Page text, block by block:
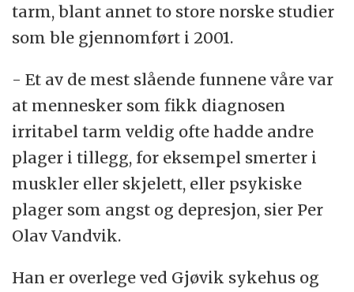
tarm, blant annet to store norske studier
som ble gjennomført i 2001.
- Et av de mest slående funnene våre var
at mennesker som fikk diagnosen
irritabel tarm veldig ofte hadde andre
plager i tillegg, for eksempel smerter i
muskler eller skjelett, eller psykiske
plager som angst og depresjon, sier Per
Olav Vandvik.
Han er overlege ved Gjøvik sykehus og